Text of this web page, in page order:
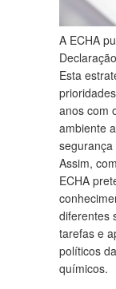
A ECHA
Esta
anos com
ambiente
Assim,
ECHA
diferentes
tarefas e
políticos
químicos.